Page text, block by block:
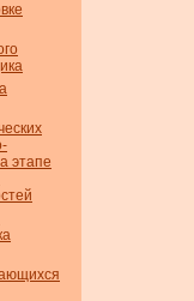
этапе